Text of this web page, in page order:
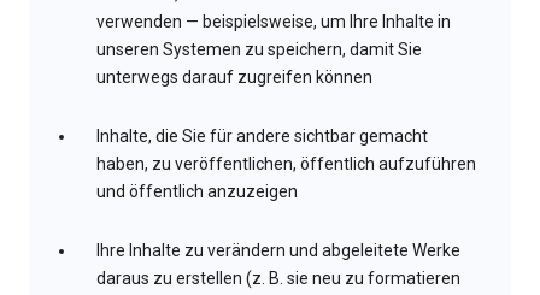
verwenden — beispielsweise, um Ihre Inhalte in
unseren Systemen zu speichern, damit Sie
unterwegs darauf zugreifen können
Inhalte, die Sie für andere sichtbar gemacht
haben, zu veröffentlichen, öffentlich aufzuführen
und öffentlich anzuzeigen
Ihre Inhalte zu verändern und abgeleitete Werke
daraus zu erstellen (z. B. sie neu zu formatieren